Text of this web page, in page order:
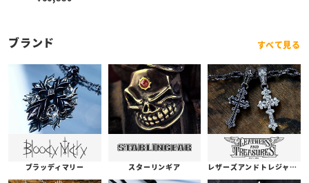
ブランド すべて見る
ブラッディマリー スターリンギア レザーズアンドトレジャーズ